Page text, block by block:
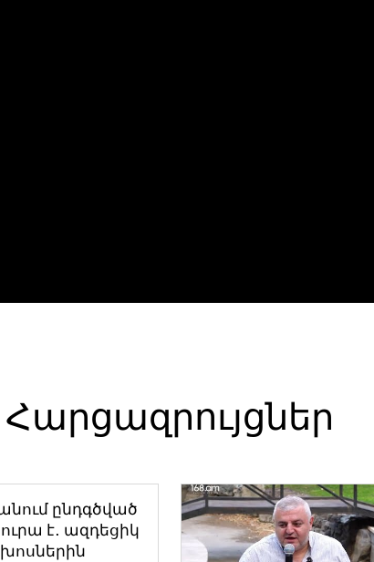
Հարցազրույցներ
ընդգծված
է․ ազդեցիկ